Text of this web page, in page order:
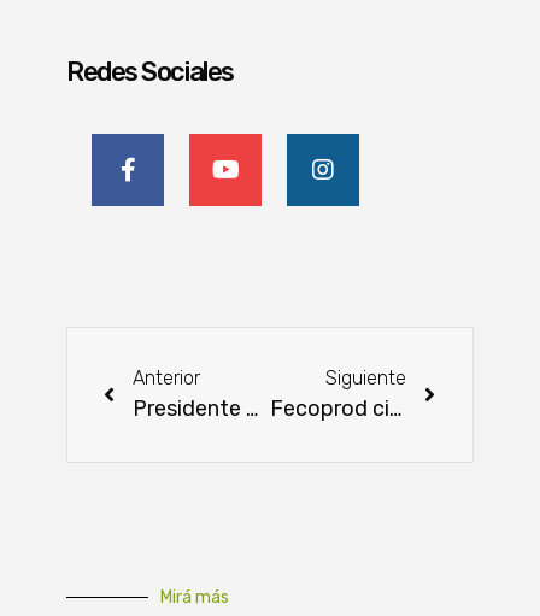
Redes Sociales
Anterior
Presidente Peña promulgó Ley de Transparencia y Anticorrupción
Siguiente
Fecoprod cierra un año de logros y proyecciones optimistas
Mirá más